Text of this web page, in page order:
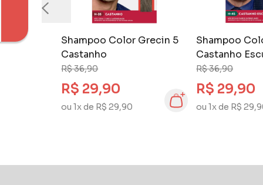
Shampoo Color Grecin 5
Castanho
R$ 36,90
R$ 29,90
ou 1x de R$ 29,90
Shampoo
Castanho
R$ 36,90
R$ 29,90
ou 1x de R$